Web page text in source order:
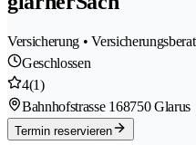
Versicherung •
Geschlossen
4(1)
Bahnhofstrasse 168750 Glarus
Termin reservieren